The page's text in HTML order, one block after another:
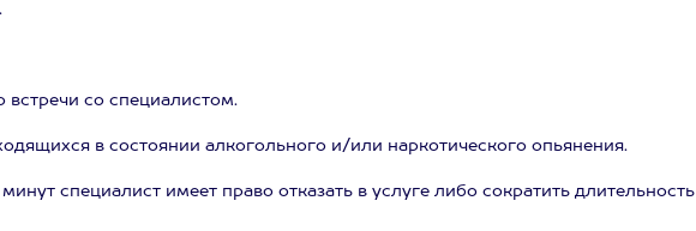
встречи со специалистом.
в состоянии алкогольного и/или наркотического опьянения.
специалист имеет право отказать в услуге либо сократить длительность